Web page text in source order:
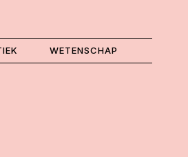
WETENSCHAP